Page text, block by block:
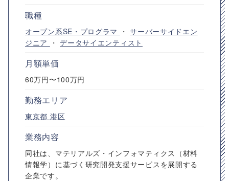
職種
オープン系SE・プログラマ ・サーバーサイドエン
ジニア
・データサイエンティスト
月額単価
60万円〜100万円
勤務エリア
東京都 港区
業務内容
同社は、マテリアルズ・インフォマティクス（材料
情報学）に基づく研究開発支援サービスを展開する
企業です。